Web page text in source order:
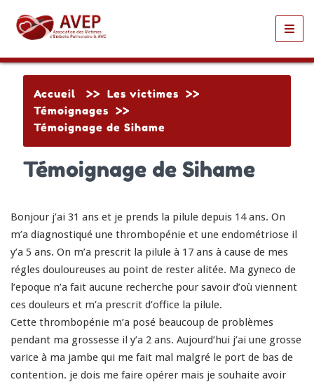
Accueil >> Les victimes >>
Témoignages >>
Témoignage de Sihame
Témoignage de Sihame
Bonjour j’ai 31 ans et je prends la pilule depuis 14 ans. On
m’a diagnostiqué une thrombopénie et une endométriose il
y’a 5 ans. On m’a prescrit la pilule à 17 ans à cause de mes
régles douloureuses au point de rester alitée. Ma gyneco de
l’epoque n’a fait aucune recherche pour savoir d’où viennent
ces douleurs et m’a prescrit d’office la pilule.
Cette thrombopénie m’a posé beaucoup de problèmes
pendant ma grossesse il y’a 2 ans. Aujourd’hui j’ai une grosse
varice à ma jambe qui me fait mal malgré le port de bas de
contention. je dois me faire opérer mais je souhaite avoir